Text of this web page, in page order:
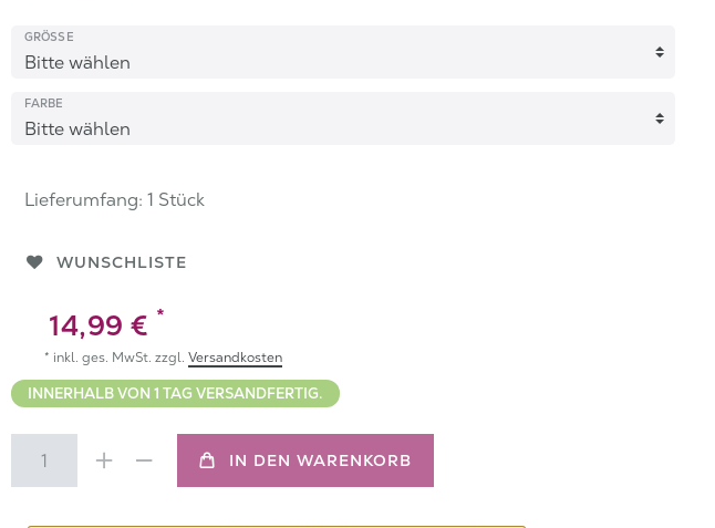
GRÖSSE
FARBE
Lieferumfang: 1 Stück
WUNSCHLISTE
14,99 € *
* inkl. ges. MwSt. zzgl. Versandkosten
INNERHALB VON 1 TAG VERSANDFERTIG.
IN DEN WARENKORB